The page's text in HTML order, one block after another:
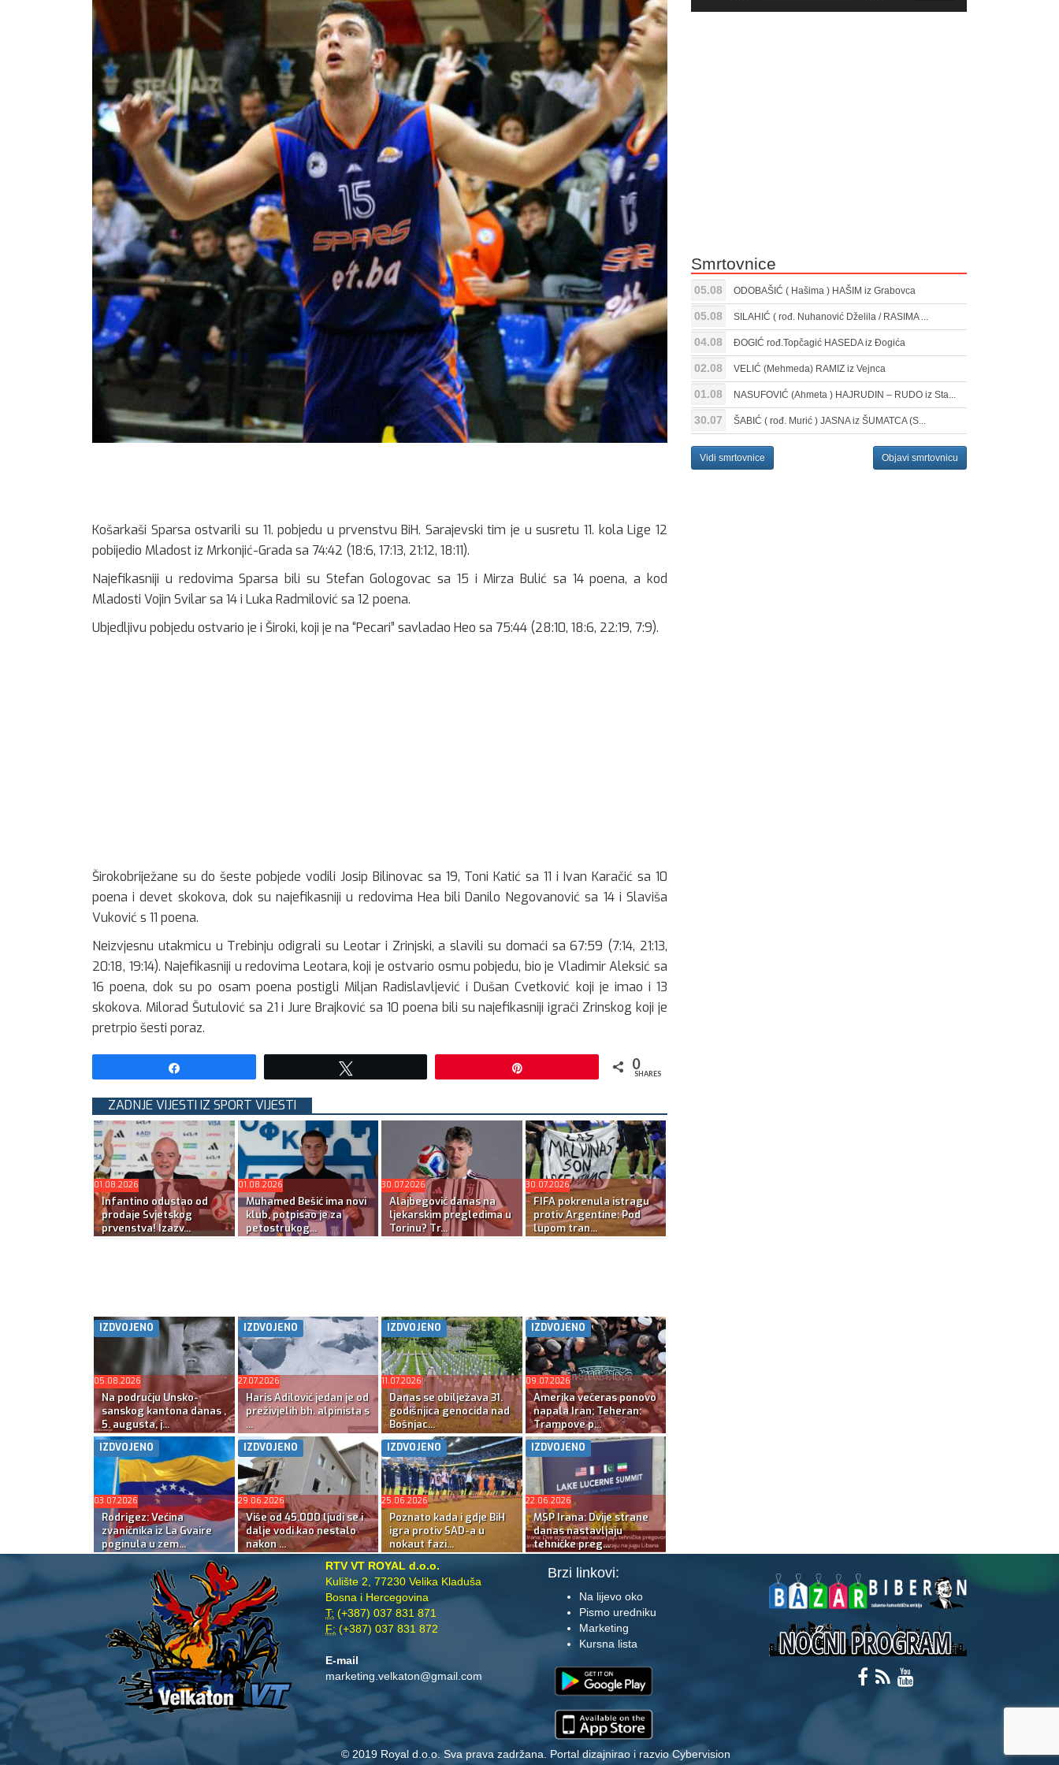
Košarkaši Sparsa ostvarili su 11. pobjedu u prvenstvu BiH. Sarajevski tim je u susretu 11. kola Lige 12
pobijedio Mladost iz Mrkonjić-Grada sa 74:42 (18:6, 17:13, 21:12, 18:11).
Najefikasniji u redovima Sparsa bili su Stefan Gologovac sa 15 i Mirza Bulić sa 14 poena, a kod
Mladosti Vojin Svilar sa 14 i Luka Radmilović sa 12 poena.
Ubjedljivu pobjedu ostvario je i Široki, koji je na “Pecari” savladao Heo sa 75:44 (28:10, 18:6, 22:19, 7:9).
Širokobriježane su do šeste pobjede vodili Josip Bilinovac sa 19, Toni Katić sa 11 i Ivan Karačić sa 10
poena i devet skokova, dok su najefikasniji u redovima Hea bili Danilo Negovanović sa 14 i Slaviša
Vuković s 11 poena.
Neizvjesnu utakmicu u Trebinju odigrali su Leotar i Zrinjski, a slavili su domaći sa 67:59 (7:14, 21:13,
20:18, 19:14). Najefikasniji u redovima Leotara, koji je ostvario osmu pobjedu, bio je Vladimir Aleksić sa
16 poena, dok su po osam poena postigli Miljan Radislavljević i Dušan Cvetković koji je imao i 13
skokova. Milorad Šutulović sa 21 i Jure Brajković sa 10 poena bili su najefikasniji igrači Zrinskog koji je
pretrpio šesti poraz.
0
SHARES
ZADNJE VIJESTI IZ SPORT VIJESTI
01.08.2026
Infantino odustao od
prodaje Svjetskog
prvenstva! Izazv...
01.08.2026
Muhamed Bešić ima novi
klub, potpisao je za
petostrukog...
30.07.2026
Alajbegović danas na
ljekarskim pregledima u
Torinu? Tr...
30.07.2026
FIFA pokrenula istragu
protiv Argentine: Pod
lupom tran...
IZDVOJENO
05.08.2026
Na području Unsko-
sanskog kantona danas ,
5. augusta, j...
IZDVOJENO
27.07.2026
Haris Adilović jedan je od
preživjelih bh. alpinista s
...
IZDVOJENO
11.07.2026
Danas se obilježava 31.
godišnjica genocida nad
Bošnjac...
IZDVOJENO
09.07.2026
Amerika večeras ponovo
napala Iran; Teheran:
Trampove p...
IZDVOJENO
03.07.2026
Rodrigez: Većina
zvaničnika iz La Gvaire
poginula u zem...
IZDVOJENO
29.06.2026
Više od 45.000 ljudi se i
dalje vodi kao nestalo
nakon ...
IZDVOJENO
25.06.2026
Poznato kada i gdje BiH
igra protiv SAD-a u
nokaut fazi...
IZDVOJENO
22.06.2026
MSP Irana: Dvije strane
danas nastavljaju
tehničke preg...
Gore/Dole
Smrtovnice
05.08 ODOBAŠIĆ ( Hašima ) HAŠIM iz Grabovca
05.08 SILAHIĆ ( rođ. Nuhanović Dželila / RASIMA ...
04.08 ĐOGIĆ rođ.Topčagić HASEDA iz Đogića
02.08 VELIĆ (Mehmeda) RAMIZ iz Vejnca
01.08 NASUFOVIĆ (Ahmeta ) HAJRUDIN – RUDO iz Sta...
30.07 ŠABIĆ ( rođ. Murić ) JASNA iz ŠUMATCA (S...
Vidi smrtovnice Objavi smrtovnicu
RTV VT ROYAL d.o.o.
Kulište 2, 77230 Velika Kladuša
Bosna i Hercegovina
T: (+387) 037 831 871
F: (+387) 037 831 872
E-mail
marketing.velkaton@gmail.com
Brzi linkovi:
Na lijevo oko
Pismo uredniku
Marketing
Kursna lista
© 2019 Royal d.o.o. Sva prava zadržana. Portal dizajnirao i razvioCybervision